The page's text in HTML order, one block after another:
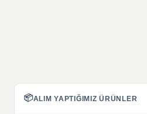
📦ALIM YAPTIĞIMIZ ÜRÜNLER